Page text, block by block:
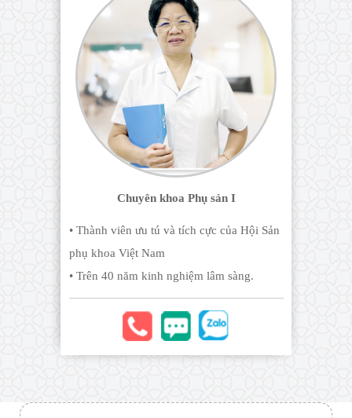
Chuyên khoa Phụ sản I
• Thành viên ưu tú và tích cực của Hội Sản
phụ khoa Việt Nam
• Trên 40 năm kinh nghiệm lâm sàng.